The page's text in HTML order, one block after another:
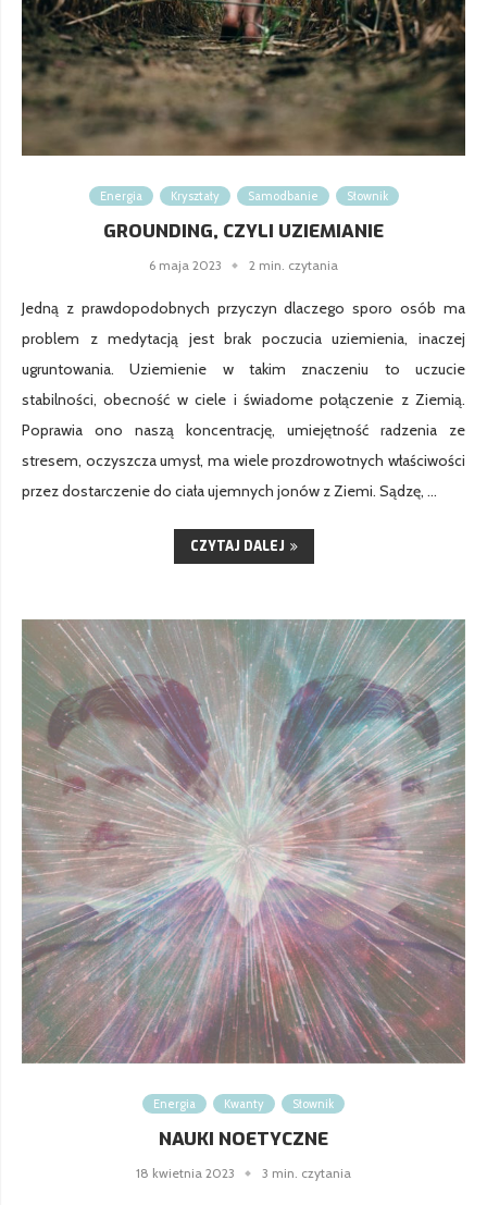
Energia Kryształy Samodbanie Słownik
GROUNDING, CZYLI UZIEMIANIE
6 maja 2023 2 min. czytania
Jedną z prawdopodobnych przyczyn dlaczego sporo osób ma
problem z medytacją jest brak poczucia uziemienia, inaczej
ugruntowania. Uziemienie w takim znaczeniu to uczucie
stabilności, obecność w ciele i świadome połączenie z Ziemią.
Poprawia ono naszą koncentrację, umiejętność radzenia ze
stresem, oczyszcza umysł, ma wiele prozdrowotnych właściwości
przez dostarczenie do ciała ujemnych jonów z Ziemi. Sądzę, …
CZYTAJ DALEJ
Energia Kwanty Słownik
NAUKI NOETYCZNE
18 kwietnia 2023 3 min. czytania